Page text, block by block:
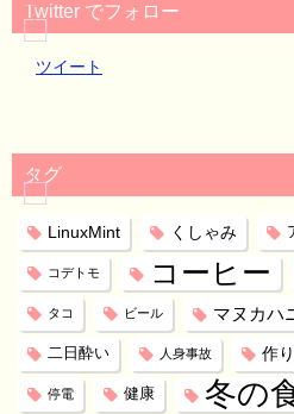
Twitter でフォロー
ツイート
タグ
LinuxMint くしゃみ
コデトモ コーヒー
タコ ビール マヌカハ
二日酔い 人身事故 作
停電 健康 冬の